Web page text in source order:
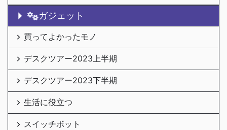
ガジェット
買ってよかったモノ
デスクツアー2023上半期
デスクツアー2023下半期
生活に役立つ
スイッチボット